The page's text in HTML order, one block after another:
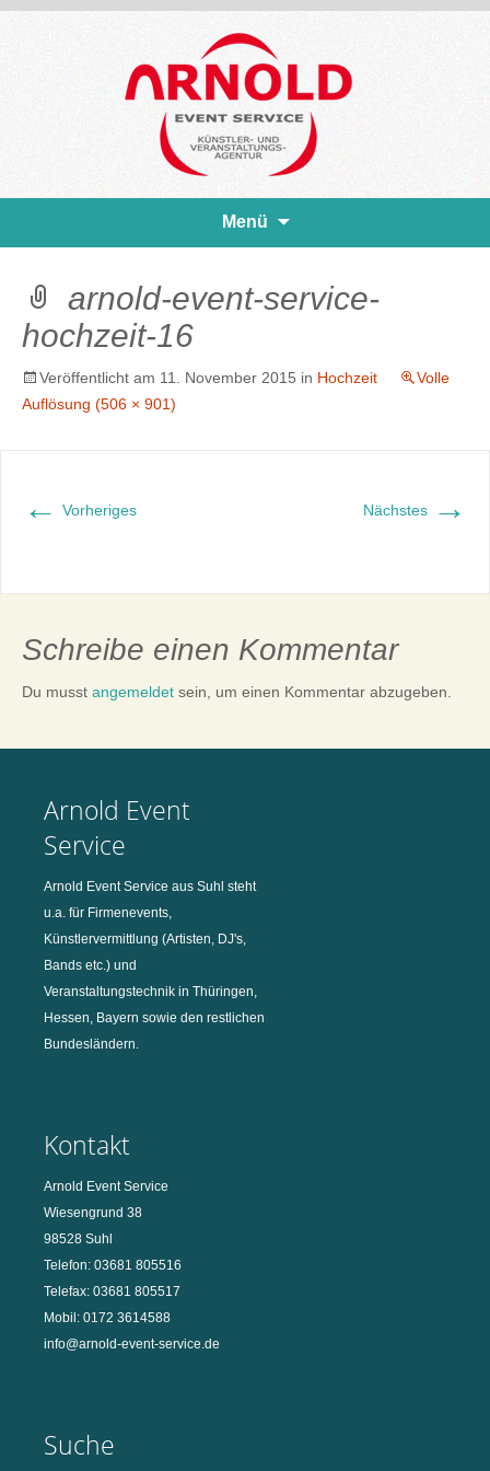
Menü
arnold-event-service-
hochzeit-16
Veröffentlicht am 11. November 2015 in Hochzeit
Volle
Auflösung (506 × 901)
← Vorheriges Nächstes →
Schreibe einen Kommentar
Du musst angemeldet sein, um einen Kommentar abzugeben.
Arnold Event
Service
Arnold Event Service aus Suhl steht
u.a. für Firmenevents,
Künstlervermittlung (Artisten, DJ's,
Bands etc.) und
Veranstaltungstechnik in Thüringen,
Hessen, Bayern sowie den restlichen
Bundesländern.
Kontakt
Arnold Event Service
Wiesengrund 38
98528 Suhl
Telefon: 03681 805516
Telefax: 03681 805517
Mobil: 0172 3614588
info@arnold-event-service.de
Suche